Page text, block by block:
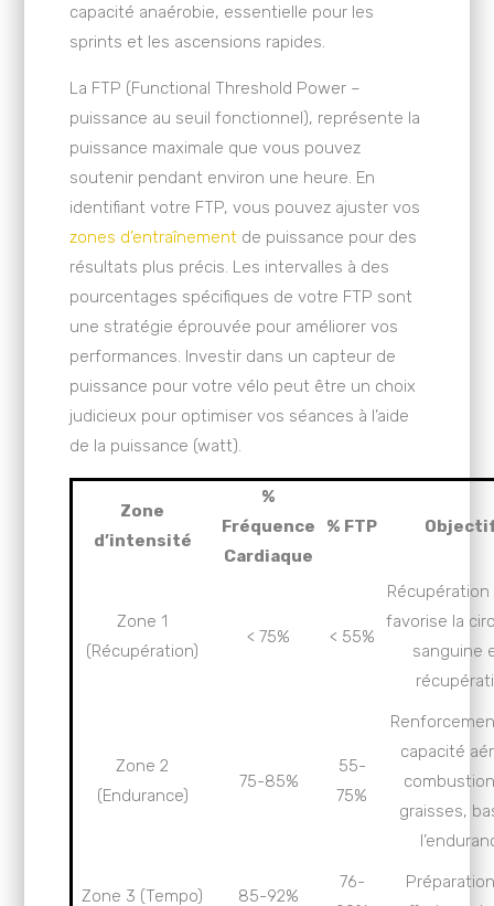
capacité anaérobie, essentielle pour les
sprints et les ascensions rapides.
La FTP (Functional Threshold Power –
puissance au seuil fonctionnel), représente la
puissance maximale que vous pouvez
soutenir pendant environ une heure. En
identifiant votre FTP, vous pouvez ajuster vos
zones d’entraînement de puissance pour des
résultats plus précis. Les intervalles à des
pourcentages spécifiques de votre FTP sont
une stratégie éprouvée pour améliorer vos
performances. Investir dans un capteur de
puissance pour votre vélo peut être un choix
judicieux pour optimiser vos séances à l’aide
de la puissance (watt).
Zone
d’intensité
%
Fréquence
Cardiaque
% FTP
Zone 1
(Récupération)
< 75% < 55%
favorise la
sanguine
Zone 2
(Endurance)
75-85%
55-
75%
capacité
graisses,
Zone 3 (Tempo) 85-92%
76-